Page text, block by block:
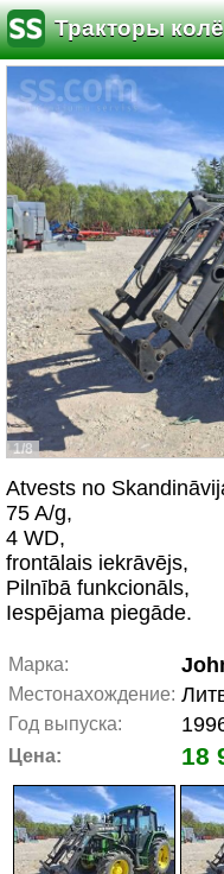
Тракторы
1/8
Atvests no
75 A/g,
4 WD,
frontālais iekrāvējs,
Pilnībā funkcionāls,
Iespējama piegāde.
Марка:
Местонахождение:
Год выпуска:
Цена: 18